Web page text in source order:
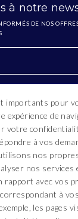
à notre
DE NOS
Hotel Esplai
Ramon i Cajal, 2-
T. 937 690 308
importants pour
expérience de
votre
à vos
nos
nos
rapport avec vos
à
les pages